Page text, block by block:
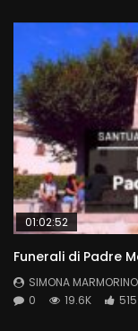
01:02:52
Funerali di Padre
SIMONA MARMORINO
0
19.6K 515